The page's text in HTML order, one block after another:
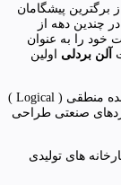
برگترین پیشگامان
چندین دهه از
خود را به عنوان
آلن بردلی اولین
یک کنترل کننده منطقی ( Logical )
صنعتی طراحی
های تولیدی